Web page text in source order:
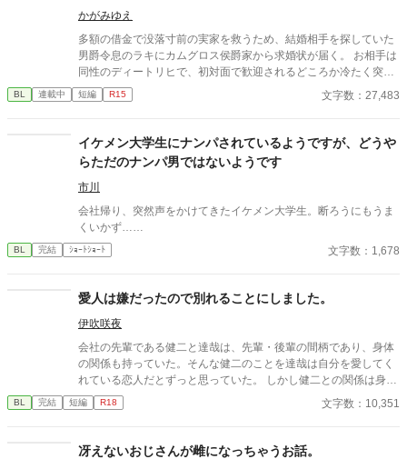
ている侯爵令息の話
かがみゆえ
多額の借金で没落寸前の実家を救うため、結婚相手を探していた
男爵令息のラキにカムグロス侯爵家から求婚状が届く。 お相手は
同性のディートリヒで、初対面で歓迎されるどころか冷たく突き
放されてしまう。 『必要最低限関わるな』 『愛人を作るな』
『男遊びならしてもいい』 ディートリヒから実家の借金を完済す
め上手なラキの周りには可愛い令息が集まり、推し活状態に。 一
方、ディートリヒだけが嫉妬で胃を痛める日々。 ラキへの恋心を
BL 連載中 短編 R15 文字数：27,483
イケメン大学生にナンパされているようですが、どうや
らただのナンパ男ではないようです
市川
会社帰り、突然声をかけてきたイケメン大学生。断ろうにもうま
くいかず……
BL 完結 ｼｮｰﾄｼｮｰﾄ 文字数：1,678
愛人は嫌だったので別れることにしました。
伊吹咲夜
会社の先輩である健二と達哉は、先輩・後輩の間柄であり、身体
の関係も持っていた。そんな健二のことを達哉は自分を愛してく
れている恋人だとずっと思っていた。 しかし健二との関係は身体
だけで、それ以上のことはない。疑問に思っていた日、健二が結
婚したと朝礼で報告が。健二は達哉のことを愛してはいなかった
BL 完結 短編 R18 文字数：10,351
冴えないおじさんが雌になっちゃうお話。